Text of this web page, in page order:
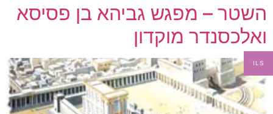
השטר – מפגש גביהא בן פסיסא
ואלכסנדר מוקדון
ILS